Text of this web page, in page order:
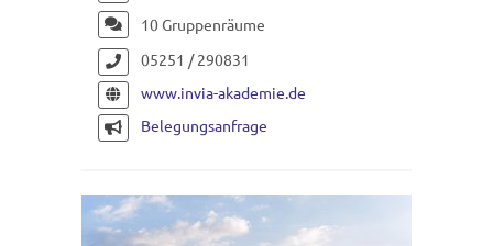
10 Gruppenräume
05251 / 290831
www.invia-akademie.de
Belegungsanfrage